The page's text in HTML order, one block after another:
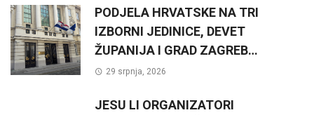
PODJELA HRVATSKE NA TRI
IZBORNI JEDINICE, DEVET
ŽUPANIJA I GRAD ZAGREB…
29 srpnja, 2026
JESU LI ORGANIZATORI